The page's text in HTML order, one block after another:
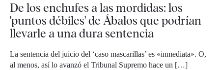
De los enchufes a las mordidas: los
'puntos débiles' de Ábalos que podrían
llevarle a una dura sentencia
La sentencia del juicio del ‘caso mascarillas’ es «inmediata». O,
al menos, así lo avanzó el Tribunal Supremo hace un […]